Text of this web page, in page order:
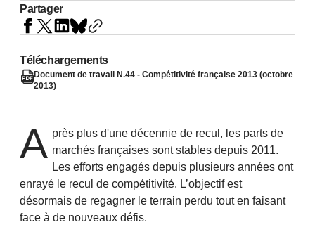
Partager
A près plus d'une décennie de recul, les parts de
marchés françaises sont stables depuis 2011.
Les efforts engagés depuis plusieurs années ont
enrayé le recul de compétitivité. L’objectif est
désormais de regagner le terrain perdu tout en faisant
face à de nouveaux défis.
Téléchargements
Document de travail N.44 - Compétitivité française 2013 (octobre
2013)